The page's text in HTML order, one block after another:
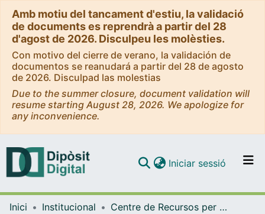
Amb motiu del tancament d'estiu, la validació
de documents es reprendrà a partir del 28
d'agost de 2026. Disculpeu les molèsties.
Con motivo del cierre de verano, la validación de
documentos se reanudará a partir del 28 de agosto
de 2026. Disculpad las molestias
Due to the summer closure, document validation will
resume starting August 28, 2026. We apologize for
any inconvenience.
Navega per tot el DD
Iniciar sessió (current)
Inici Institucional
Centre de Recursos per a l'Aprenentatge i la Investigació (CRAI-UB) - Institucional